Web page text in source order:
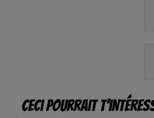
Ceci pourrait